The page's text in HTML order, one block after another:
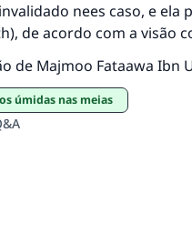
nees caso, e
de acordo com a visão
de Majmoo Fataawa Ibn
úmidas nas meias